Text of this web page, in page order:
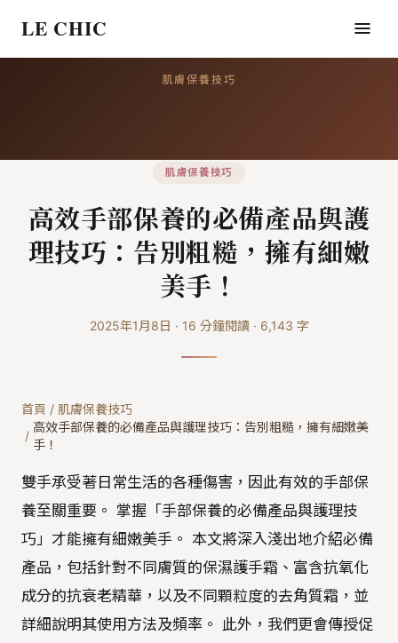
LE CHIC
肌膚保養技巧
肌膚保養技巧
高效手部保養的必備產品與護
理技巧：告別粗糙，擁有細嫩
美手！
2025年1月8日 · 16 分鐘閱讀· 6,143 字
首頁 / 肌膚保養技巧
/
高效手部保養的必備產品與護理技巧：告別粗糙，擁有細嫩美
手！
雙手承受著日常生活的各種傷害，因此有效的手部保
養至關重要。 掌握「手部保養的必備產品與護理技
巧」才能擁有細嫩美手。 本文將深入淺出地介紹必備
產品，包括針對不同膚質的保濕護手霜、富含抗氧化
成分的抗衰老精華，以及不同顆粒度的去角質霜，並
詳細說明其使用方法及頻率。 此外，我們更會傳授促